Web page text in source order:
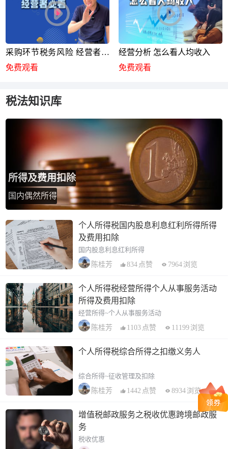
采购环节税务风险 经营者必
看
免费观看
经营分析 怎么看人均收入
免费观看
税法知识库
所得及费用扣除
国内偶然所得
个人所得税国内股息利息红利所得所得
及费用扣除
国内股息利息红利所得
陈桂芳
834 点赞 7964 浏览
个人所得税经营所得个人从事服务活动
所得及费用扣除
经营所得~个人从事服务活动
陈桂芳
1103 点赞 11199 浏览
个人所得税综合所得之扣缴义务人
综合所得~征收管理及扣除
陈桂芳
1442 点赞 8934 浏览
增值税邮政服务之税收优惠跨境邮政服
务
税收优惠